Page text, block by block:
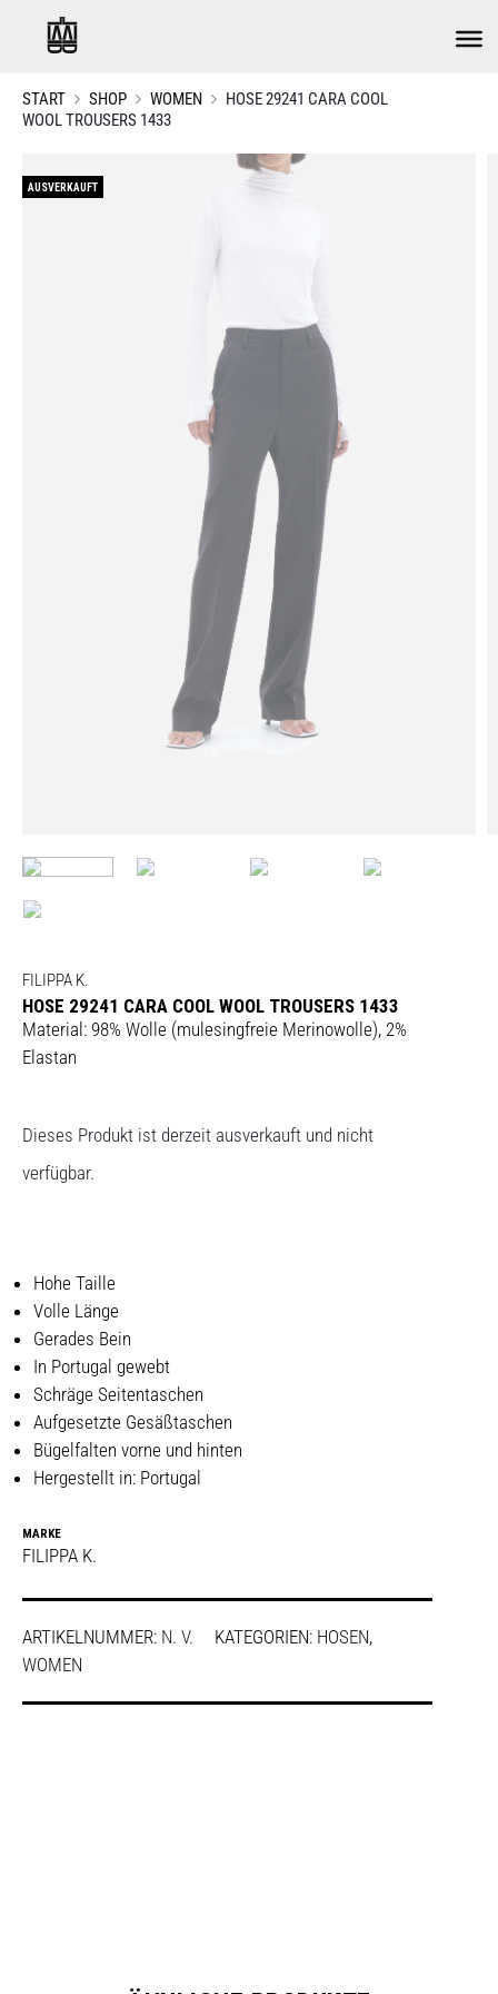
START SHOP WOMEN
HOSE 29241 CARA COOL
WOOL TROUSERS 1433
AUSVERKAUFT
FILIPPA K.
HOSE 29241 CARA COOL WOOL TROUSERS 1433
Material: 98% Wolle (mulesingfreie Merinowolle), 2%
Elastan
Dieses Produkt ist derzeit ausverkauft und nicht
verfügbar.
Hohe Taille
Volle Länge
Gerades Bein
In Portugal gewebt
Schräge Seitentaschen
Aufgesetzte Gesäßtaschen
Bügelfalten vorne und hinten
Hergestellt in: Portugal
MARKE
FILIPPA K.
ARTIKELNUMMER: N. V. KATEGORIEN: HOSEN,
WOMEN